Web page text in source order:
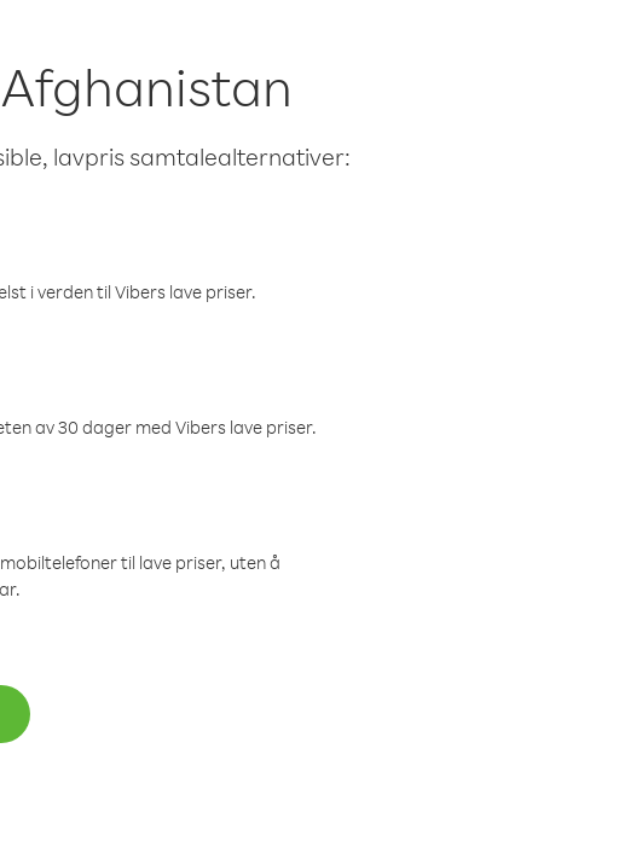
lavpris samtalealternativer:
i verden til Vibers lave priser.
av 30 dager med Vibers lave priser.
til lave priser, uten å